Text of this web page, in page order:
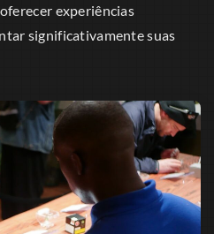
experiências
significativamente suas